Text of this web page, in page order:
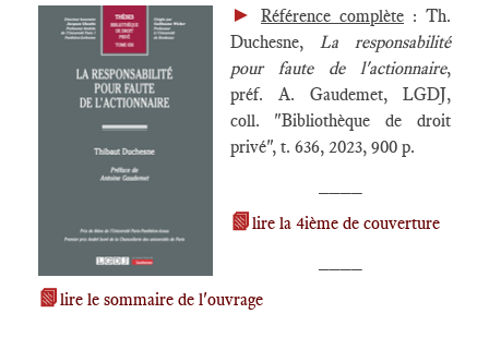
► Référence complète : Th.
Duchesne, La responsabilité
pour faute de l'actionnaire,
préf. A. Gaudemet, LGDJ,
coll. "Bibliothèque de droit
privé", t. 636, 2023, 900 p.
📗lire la 4ième de couverture
📗lire le sommaire de l'ouvrage